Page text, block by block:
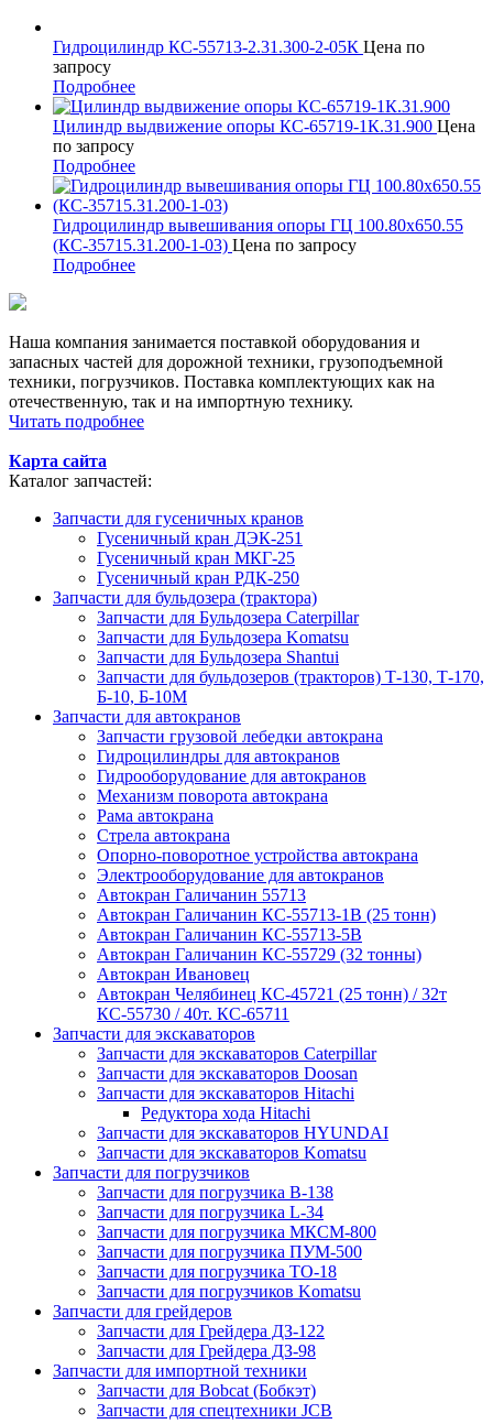
Гидроцилиндр КС-55713-2.31.300-2-05К Цена по
запросу
Подробнее
Цилиндр выдвижение опоры КС-65719-1К.31.900 Цена
по запросу
Подробнее
Гидроцилиндр вывешивания опоры ГЦ 100.80х650.55
(КС-35715.31.200-1-03) Цена по запросу
Подробнее
Наша компания занимается поставкой оборудования и
запасных частей для дорожной техники, грузоподъемной
техники, погрузчиков. Поставка комплектующих как на
отечественную, так и на импортную технику.
Читать подробнее
Карта сайта
Каталог запчастей:
Запчасти для гусеничных кранов
Гусеничный кран ДЭК-251
Гусеничный кран МКГ-25
Гусеничный кран РДК-250
Запчасти для бульдозера (трактора)
Запчасти для Бульдозера Caterpillar
Запчасти для Бульдозера Komatsu
Запчасти для Бульдозера Shantui
Запчасти для бульдозеров (тракторов) Т-130, Т-170,
Б-10, Б-10М
Запчасти для автокранов
Запчасти грузовой лебедки автокрана
Гидроцилиндры для автокранов
Гидрооборудование для автокранов
Механизм поворота автокрана
Рама автокрана
Стрела автокрана
Опорно-поворотное устройства автокрана
Электрооборудование для автокранов
Автокран Галичанин 55713
Автокран Галичанин КС-55713-1В (25 тонн)
Автокран Галичанин КС-55713-5В
Автокран Галичанин КС-55729 (32 тонны)
Автокран Ивановец
Автокран Челябинец КС-45721 (25 тонн) / 32т
КС-55730 / 40т. КС-65711
Запчасти для экскаваторов
Запчасти для экскаваторов Caterpillar
Запчасти для экскаваторов Doosan
Запчасти для экскаваторов Hitachi
Редуктора хода Hitachi
Запчасти для экскаваторов HYUNDAI
Запчасти для экскаваторов Komatsu
Запчасти для погрузчиков
Запчасти для погрузчика B-138
Запчасти для погрузчика L-34
Запчасти для погрузчика МКСМ-800
Запчасти для погрузчика ПУМ-500
Запчасти для погрузчика ТО-18
Запчасти для погрузчиков Komatsu
Запчасти для грейдеров
Запчасти для Грейдера ДЗ-122
Запчасти для Грейдера ДЗ-98
Запчасти для импортной техники
Запчасти для Bobcat (Бобкэт)
Запчасти для спецтехники JCB